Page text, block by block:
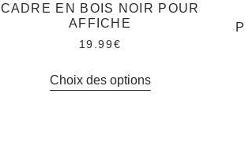
CADRE EN BOIS NOIR POUR
AFFICHE
19.99 €
Choix des options